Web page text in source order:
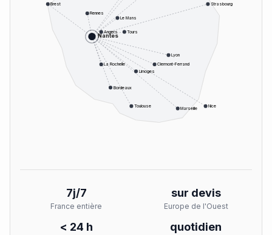
Nantes
Lyon
Marseille
Toulouse
Bordeaux
Nice
Strasbourg
Rennes
Angers
Le Mans
Tours
Limoges
Clermont-Ferrand
Brest
La Rochelle
7j/7
France entière
sur devis
Europe de l'Ouest
< 24 h quotidien